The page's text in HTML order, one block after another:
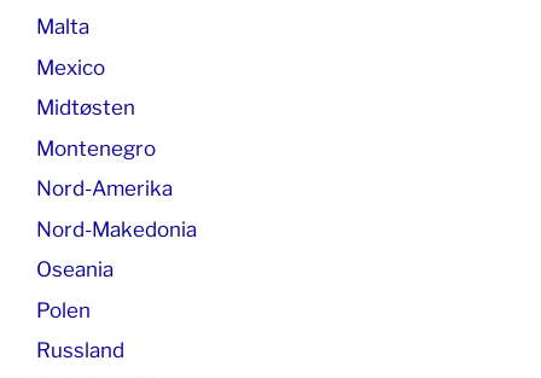
Malta
Mexico
Midtøsten
Montenegro
Nord-Amerika
Nord-Makedonia
Oseania
Polen
Russland